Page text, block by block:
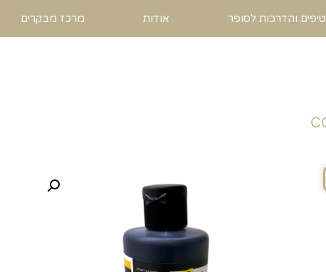
טיפים והדרכות לסופר אודות מרכז מבקרים